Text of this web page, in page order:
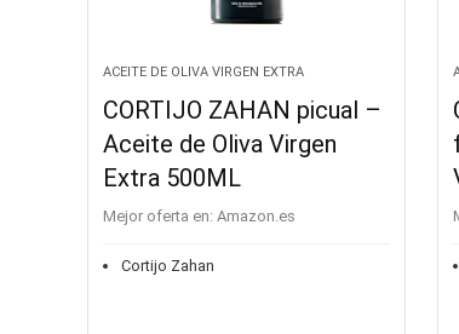
ACEITE DE OLIVA VIRGEN EXTRA
CORTIJO ZAHAN picual –
Aceite de Oliva Virgen
Extra 500ML
Mejor oferta en: Amazon.es
Cortijo Zahan